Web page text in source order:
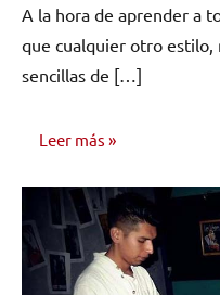
A la hora de aprender a
que cualquier otro estilo,
sencillas de […]
Leer más
CONSEJOS
PARA
MÚSICOS